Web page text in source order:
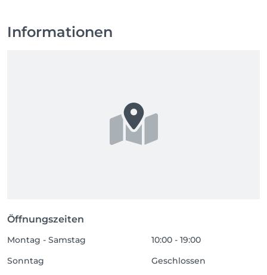
Informationen
Öffnungszeiten
Montag - Samstag
10:00 - 19:00
Sonntag
Geschlossen